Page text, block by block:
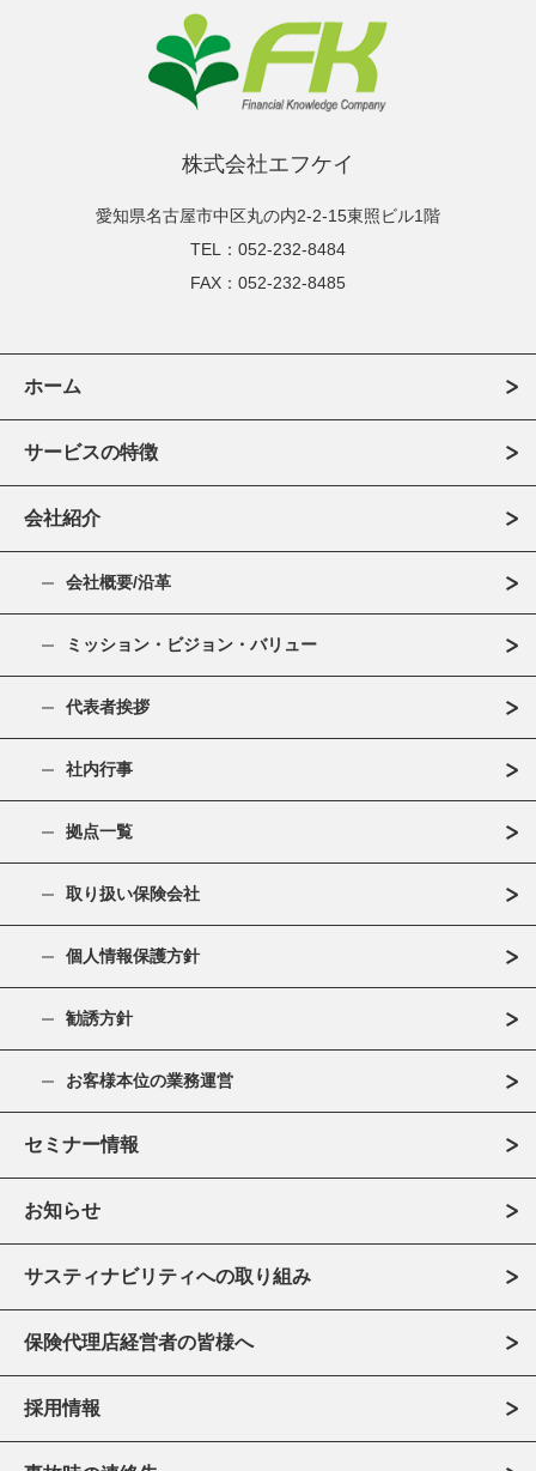
株式会社エフケイ
愛知県名古屋市中区丸の内2-2-15東照ビル1階
TEL：052-232-8484
FAX：052-232-8485
ホーム
サービスの特徴
会社紹介
会社概要/沿革
ミッション・ビジョン・バリュー
代表者挨拶
社内行事
拠点一覧
取り扱い保険会社
個人情報保護方針
勧誘方針
お客様本位の業務運営
セミナー情報
お知らせ
サスティナビリティへの取り組み
保険代理店経営者の皆様へ
採用情報